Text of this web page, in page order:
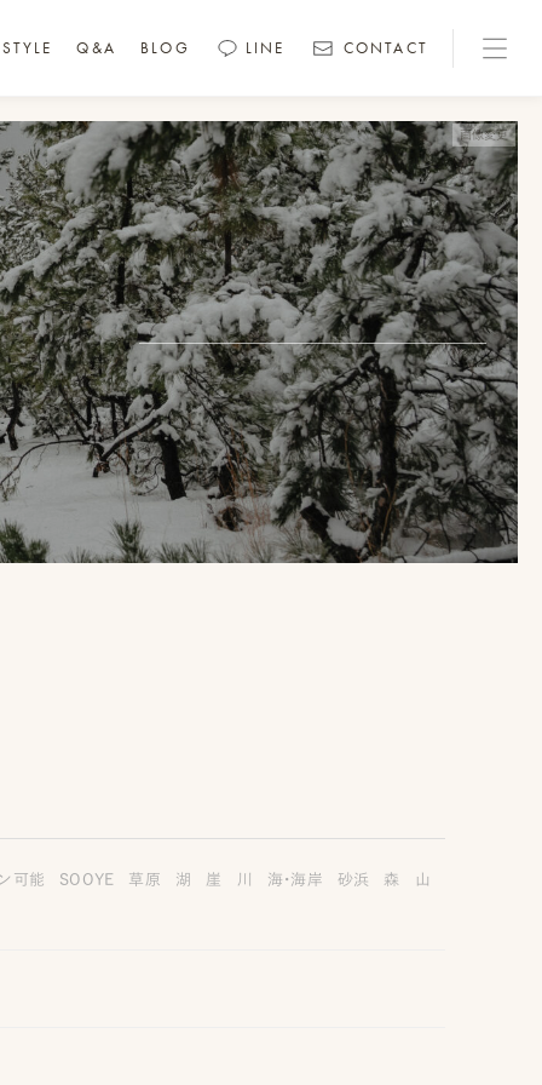
STYLE Q&A BLOG LINE CONTACT
画像変更
可能 SOOYE 草原 湖 崖 川 海・海岸 砂浜 森 山